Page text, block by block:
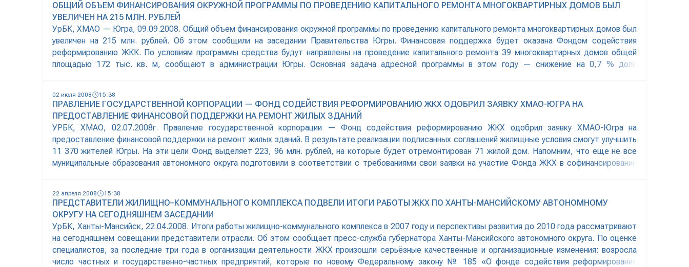
ОБЩИЙ ОБЪЕМ ФИНАНСИРОВАНИЯ ОКРУЖНОЙ ПРОГРАММЫ ПО ПРОВЕДЕНИЮ КАПИТАЛЬНОГО РЕМОНТА МНОГОКВАРТИРНЫХ ДОМОВ БЫЛ
УВЕЛИЧЕН НА 215 МЛН. РУБЛЕЙ
УрБК, ХМАО — Югра, 09.09.2008. Общий объем финансирования окружной программы по проведению капитального ремонта многоквартирных домов был
увеличен на 215 млн. рублей. Об этом сообщили на заседании Правительства Югры. Финансовая поддержка будет оказана Фондом содействия
реформированию ЖКК. По условиям программы средства будут направлены на проведение капитального ремонта 39 многоквартирных домов общей
площадью 172 тыс. кв. м, сообщают в администрации Югры. Основная задача адресной программы в этом году — снижение на 0,7 % доли
02 июля 2008 15:38
ПРАВЛЕНИЕ ГОСУДАРСТВЕННОЙ КОРПОРАЦИИ — ФОНД СОДЕЙСТВИЯ РЕФОРМИРОВАНИЮ ЖКХ ОДОБРИЛ ЗАЯВКУ ХМАО-ЮГРА НА
ПРЕДОСТАВЛЕНИЕ ФИНАНСОВОЙ ПОДДЕРЖКИ НА РЕМОНТ ЖИЛЫХ ЗДАНИЙ
УРБК, ХМАО, 02.07.2008г. Правление государственной корпорации — Фонд содействия реформированию ЖКХ одобрил заявку ХМАО-Югра на
предоставление финансовой поддержки на ремонт жилых зданий. В результате реализации подписанных соглашений жилищные условия смогут улучшить
11 370 жителей Югры. На эти цели Фонд выделяет 223, 96 млн. рублей, на которые будет отремонтирован 71 жилой дом. Напомним, что еще не все
муниципальные образования автономного округа подготовили в соответствии с требованиями свои заявки на участие Фонда ЖКХ в софинансировании
22 апреля 2008 15:38
ПРЕДСТАВИТЕЛИ ЖИЛИЩНО–КОММУНАЛЬНОГО КОМПЛЕКСА ПОДВЕЛИ ИТОГИ РАБОТЫ ЖКХ ПО ХАНТЫ-МАНСИЙСКОМУ АВТОНОМНОМУ
ОКРУГУ НА СЕГОДНЯШНЕМ ЗАСЕДАНИИ
УрБК, Ханты-Мансийск, 22.04.2008. Итоги работы жилищно-коммунального комплекса в 2007 году и перспективы развития до 2010 года рассматривают
на сегодняшнем совещании представители отрасли. Об этом сообщает пресс-служба губернатора Ханты-Мансийского автономного округа. По оценке
специалистов, за последние три года в организации деятельности ЖКХ произошли серьёзные качественные и организационные изменения: возросла
число частных и государственно-частных предприятий, которые по новому Федеральному закону № 185 «О фонде содействия реформирования